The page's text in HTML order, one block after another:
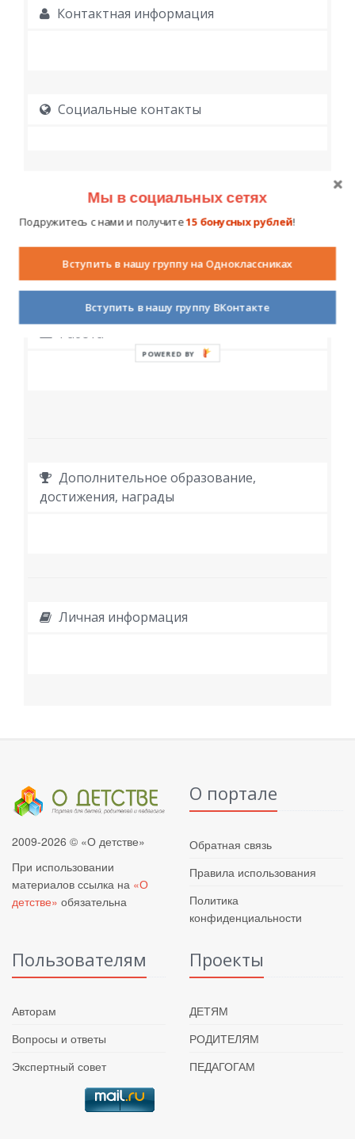
Контактная информация
Социальные контакты
Работа
Дополнительное образование,
достижения, награды
Личная информация
2009-2026 © «О детстве»
При использовании
материалов ссылка на «О
детстве» обязательна
О портале
Обратная связь
Правила использования
Политика
конфиденциальности
Пользователям
Авторам
Вопросы и ответы
Экспертный совет
Проекты
ДЕТЯМ
РОДИТЕЛЯМ
ПЕДАГОГАМ
Мы в социальных сетях
Подружитесь с нами и получите15 бонусных рублей!
Вступить в нашу группу на Одноклассниках
Вступить в нашу группу ВКонтакте
POWERED BY